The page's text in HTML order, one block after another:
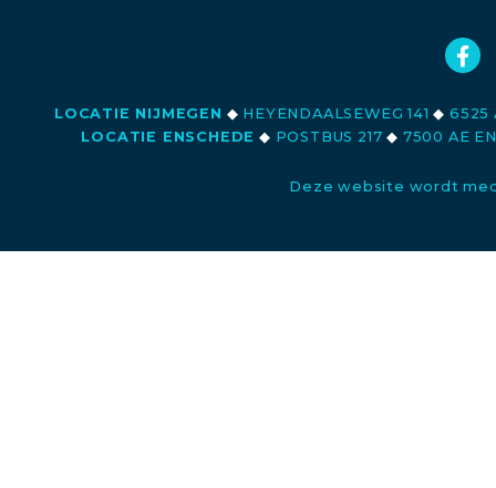
LOCATIE NIJMEGEN ◆ HEYENDAALSEWEG 141◆ 6525
LOCATIE ENSCHEDE ◆ POSTBUS 217◆ 7500 AE
Deze website wordt